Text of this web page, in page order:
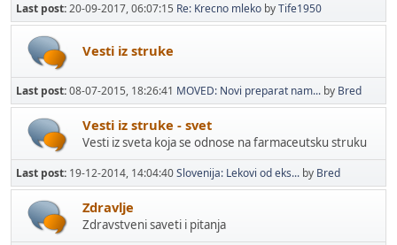
Last post:20-09-2017, 06:07:15 Re: Krecno mleko byTife1950
Vesti iz struke
Last post:08-07-2015, 18:26:41 MOVED: Novi preparat nam... by Bred
Vesti iz struke - svet
Vesti iz sveta koja se odnose na farmaceutsku struku
Last post: 19-12-2014, 14:04:40Slovenija: Lekovi od eks... by Bred
Zdravlje
Zdravstveni saveti i pitanja